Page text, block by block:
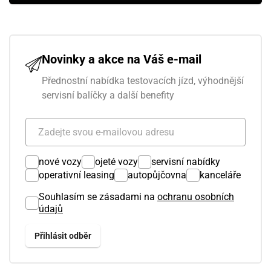
Novinky a akce na Váš e-mail
Přednostní nabídka testovacích jízd, výhodnější
servisní balíčky a další benefity
nové vozy ojeté vozy
servisní nabídky
operativní leasing
autopůjčovna
kanceláře
Souhlasím se zásadami na ochranu osobních
údajů